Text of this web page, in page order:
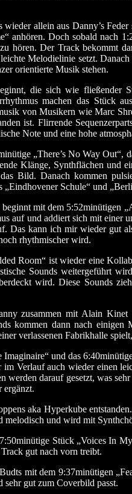
allein aus Danny’s
anhören. Doch sobald nach
hören. Der Track bekommt
Melodielinie setzt.
orientierte Musik stehen.
die sich wie fließender
machen das
von Musikern wie Marc
ist. Flirrende
Note und eine hohe
„There’s No Way
Klänge, Synthflächen und
Bild. Danach kommen
Schule“ und
mit dem 5:52minütigen
auf und addiert sich mit
Das kann ich mir wieder gut
rhythmischer wird.
Room“ ist wieder eine
Sounds weitergeführt
wird. Diese Sounds
zusammen mit Alain
kommen dann nach
verlassenen Fabrikhalle
und das
Verlauf auch wieder einen
werden darauf gesetzt, was
ergänzt.
aka Hyperkube
melodisch und wird mit
Stück „Voices In
gut nach vorn treibt.
mit dem 9:37minütigen
sehr gut zum Coverbild passt.